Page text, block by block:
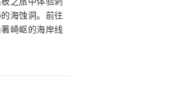
海蚀洞。前往
崎岖的海岸线